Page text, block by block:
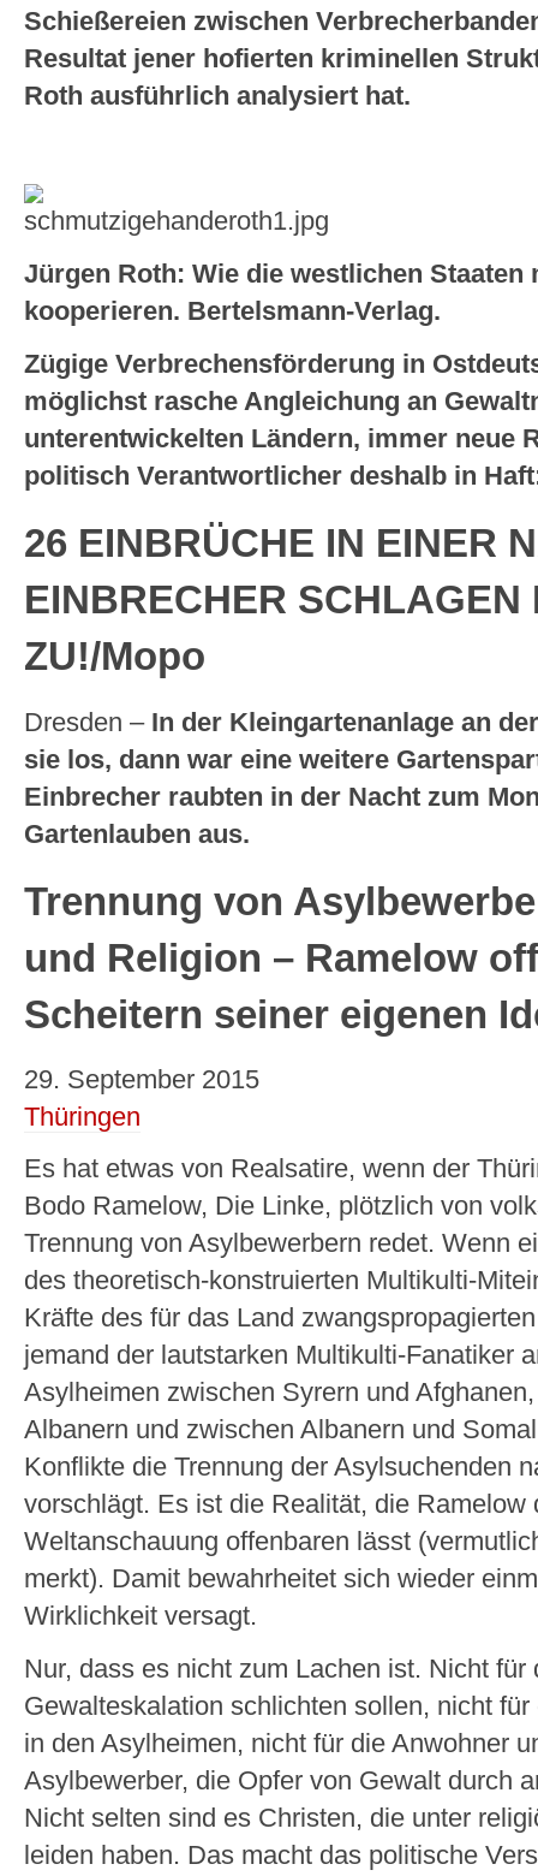
Schießereien zwischen
Resultat jener hofierten kriminellen
Roth ausführlich analysiert hat.
Jürgen Roth: Wie die westlichen Staaten
kooperieren. Bertelsmann-Verlag.
Zügige Verbrechensförderung in
möglichst rasche Angleichung an
unterentwickelten Ländern, immer neue
politisch Verantwortlicher deshalb in
26 EINBRÜCHE IN EINER
EINBRECHER
ZU!/Mopo
Dresden – In der Kleingartenanlage an
sie los, dann war eine weitere
Einbrecher raubten in der Nacht zum
Gartenlauben aus.
Trennung von
und Religion – Ramelow
Scheitern seiner eigenen
29. September 2015
Thüringen
Es hat etwas von Realsatire, wenn der
Bodo Ramelow, Die Linke, plötzlich von
Trennung von Asylbewerbern redet. Wenn
des theoretisch-konstruierten Multikulti-
Kräfte des für das Land
jemand der lautstarken Multikulti-Fanatiker
Asylheimen zwischen Syrern und
Albanern und zwischen Albanern und
Konflikte die Trennung der Asylsuchenden
vorschlägt. Es ist die Realität, die
Weltanschauung offenbaren lässt
merkt). Damit bewahrheitet sich wieder
Wirklichkeit versagt.
Nur, dass es nicht zum Lachen ist. Nicht
Gewalteskalation schlichten sollen, nicht
in den Asylheimen, nicht für die Anwohner
Asylbewerber, die Opfer von Gewalt durch
Nicht selten sind es Christen, die unter
leiden haben. Das macht das politische